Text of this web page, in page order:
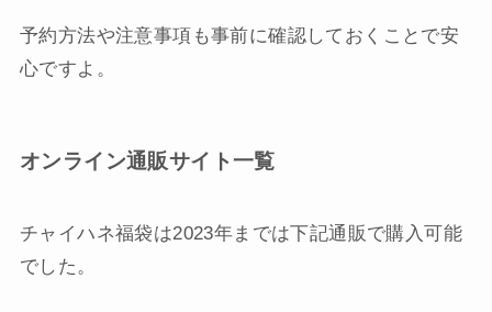
予約方法や注意事項も事前に確認しておくことで安
心ですよ。
オンライン通販サイト一覧
チャイハネ福袋は2023年までは下記通販で購入可能
でした。